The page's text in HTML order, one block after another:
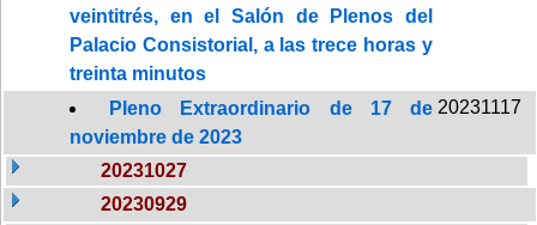
veintitrés, en el Salón de Plenos del
Palacio Consistorial, a las trece horas y
treinta minutos
Pleno Extraordinario de 17 de
noviembre de 2023
20231117
20231027
20230929